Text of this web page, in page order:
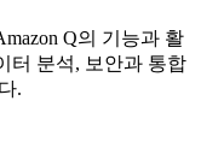
Q의 기능과 활
터 분석, 보안과 통합
.